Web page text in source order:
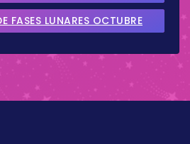
2026
FASES LUNARES OCTUBRE